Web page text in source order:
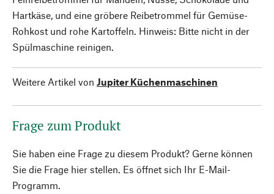
Hartkäse, und eine gröbere Reibetrommel für Gemüse-
Rohkost und rohe Kartoffeln. Hinweis: Bitte nicht in der
Spülmaschine reinigen.
Weitere Artikel von Jupiter Küchenmaschinen
Frage zum Produkt
Sie haben eine Frage zu diesem Produkt? Gerne können
Sie die Frage hier stellen. Es öffnet sich Ihr E-Mail-
Programm.